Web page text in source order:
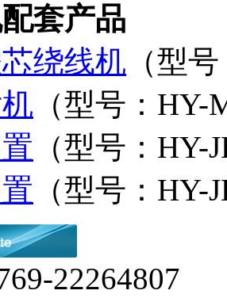
套产品
绕线机 （型
（型号：HY-
（型号：HY-
（型号：HY-
22264807